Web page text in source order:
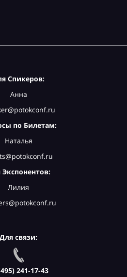
Спикеров:
Анна
по Билетам:
Наталья
Лилия
Для связи:
241-17-43